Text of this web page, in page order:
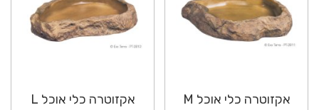
אקזוטרה כלי אוכל M
אקזוטרה כלי אוכל L